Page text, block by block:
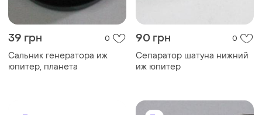
39 грн 0
Сальник генератора иж
юпитер, планета
90 грн 0
Сепаратор шатуна нижний
иж юпитер